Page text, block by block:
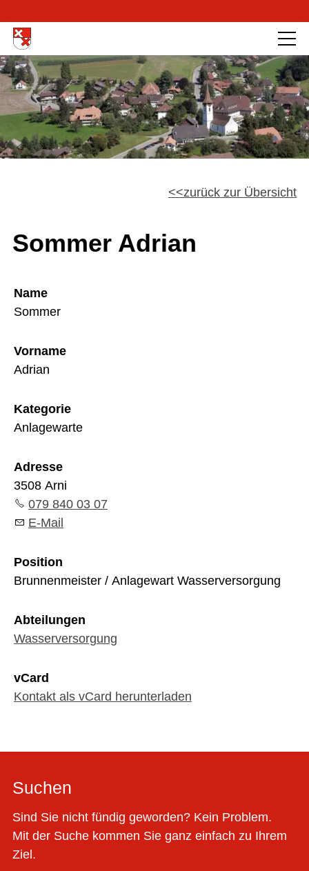
zurück zur Übersicht
Sommer Adrian
Name
Sommer
Vorname
Adrian
Kategorie
Anlagewarte
Adresse
3508 Arni
079 840 03 07
E-Mail
Position
Brunnenmeister / Anlagewart Wasserversorgung
Abteilungen
Wasserversorgung
vCard
Kontakt als vCard herunterladen
Suchen
Sind Sie nicht fündig geworden? Kein Problem.
Mit der Suche kommen Sie ganz einfach zu Ihrem
Ziel.